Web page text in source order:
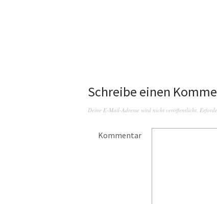
Schreibe einen
Deine E-Mail-Adresse wird nicht veröffentlicht.
Kommentar